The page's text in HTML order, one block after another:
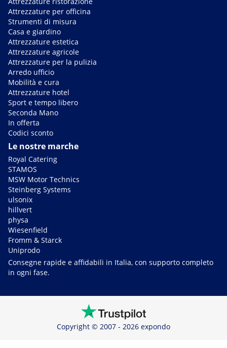
Attrezzature per officina
Strumenti di misura
Casa e giardino
Attrezzature estetica
Attrezzature agricole
Attrezzature per la pulizia
Arredo ufficio
Mobilità e cura
Attrezzature hotel
Sport e tempo libero
Seconda Mano
In offerta
Codici sconto
Le nostre marche
Royal Catering
STAMOS
MSW Motor Technics
Steinberg Systems
ulsonix
hillvert
physa
Wiesenfield
Fromm & Starck
Uniprodo
Consegne rapide e affidabili in Italia, con supporto completo
in ogni fase.
Copyright © 2007 - 2026 expondo